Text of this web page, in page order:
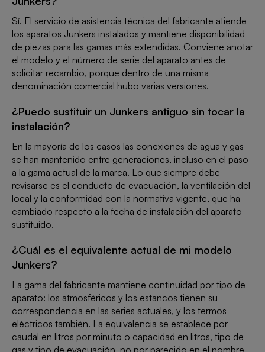
Sí. El servicio de asistencia técnica del fabricante atiende
los aparatos Junkers instalados y mantiene disponibilidad
de piezas para las gamas más extendidas. Conviene anotar
el modelo y el número de serie del aparato antes de
solicitar recambio, porque dentro de una misma
denominación comercial hubo varias versiones.
¿Puedo sustituir un Junkers antiguo sin tocar la
instalación?
En la mayoría de los casos las conexiones de agua y gas
se han mantenido entre generaciones, incluso en el paso
a la gama actual de la marca. Lo que siempre debe
revisarse es el conducto de evacuación, la ventilación del
local y la conformidad con la normativa vigente, que ha
cambiado respecto a la fecha de instalación del aparato
sustituido.
¿Cuál es el equivalente actual de mi modelo
Junkers?
La gama del fabricante mantiene continuidad por tipo de
aparato: los atmosféricos y los estancos tienen su
correspondencia en las series actuales, y los termos
eléctricos también. La equivalencia se establece por
caudal en litros por minuto o capacidad en litros, tipo de